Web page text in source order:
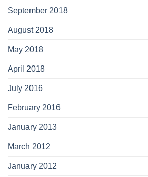
September 2018
August 2018
May 2018
April 2018
July 2016
February 2016
January 2013
March 2012
January 2012